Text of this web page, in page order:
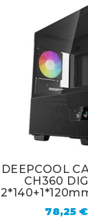
 
DEEPCOOL
CH360
78,25 €